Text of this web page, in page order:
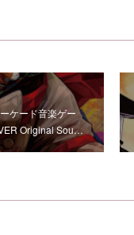
ケード音楽ゲー
Original Sou…